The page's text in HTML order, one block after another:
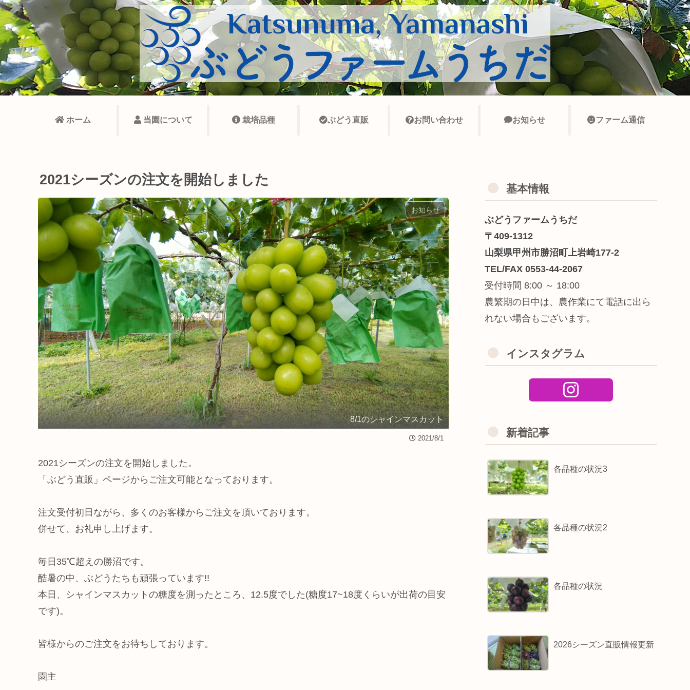
ホーム 当園について 栽培品種 ぶどう直販 お問い合わせ お知らせ ファーム通信
2021シーズンの注文を開始しました
お知らせ
8/1のシャインマスカット
2021/8/1
2021シーズンの注文を開始しました。
「ぶどう直販」ページからご注文可能となっております。
注文受付初日ながら、多くのお客様からご注文を頂いております。
併せて、お礼申し上げます。
毎日35℃超えの勝沼です。
酷暑の中、ぶどうたちも頑張っています!!
本日、シャインマスカットの糖度を測ったところ、12.5度でした(糖度17~18度くらいが出荷の目安
です)。
皆様からのご注文をお待ちしております。
園主
基本情報
ぶどうファームうちだ
〒409-1312
山梨県甲州市勝沼町上岩崎177-2
TEL/FAX 0553-44-2067
受付時間 8:00 ～ 18:00
農繁期の日中は、農作業にて電話に出ら
れない場合もございます。
インスタグラム
新着記事
各品種の状況3
各品種の状況2
各品種の状況
2026シーズン直販情報更新